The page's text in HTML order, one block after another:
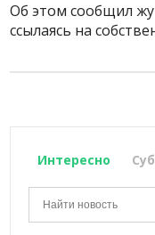
Об этом сообщил
ссылаясь на
Интересно